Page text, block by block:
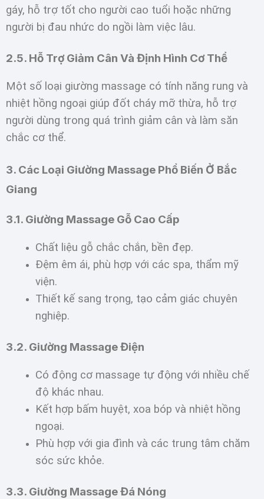
gáy, hỗ trợ tốt cho người cao tuổi hoặc những
người bị đau nhức do ngồi làm việc lâu.
2.5. Hỗ Trợ Giảm Cân Và Định Hình Cơ Thể
Một số loại giường massage có tính năng rung và
nhiệt hồng ngoại giúp đốt cháy mỡ thừa, hỗ trợ
người dùng trong quá trình giảm cân và làm săn
chắc cơ thể.
3. Các Loại Giường Massage Phổ Biến Ở Bắc
Giang
3.1. Giường Massage Gỗ Cao Cấp
Chất liệu gỗ chắc chắn, bền đẹp.
Đệm êm ái, phù hợp với các spa, thẩm mỹ
viện.
Thiết kế sang trọng, tạo cảm giác chuyên
nghiệp.
3.2. Giường Massage Điện
Có động cơ massage tự động với nhiều chế
độ khác nhau.
Kết hợp bấm huyệt, xoa bóp và nhiệt hồng
ngoại.
Phù hợp với gia đình và các trung tâm chăm
sóc sức khỏe.
3.3. Giường Massage Đá Nóng